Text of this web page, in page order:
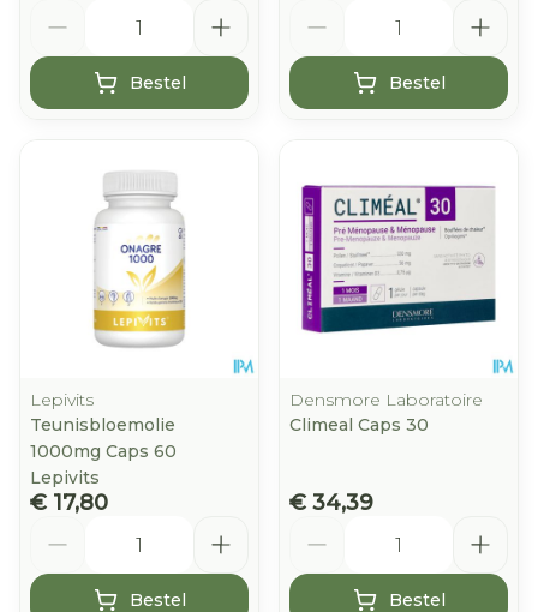
Bestel Bestel
Lepivits
Teunisbloemolie
1000mg Caps 60
Lepivits
€ 17,80
Bestel
Densmore Laboratoire
Climeal Caps 30
€ 34,39
Bestel